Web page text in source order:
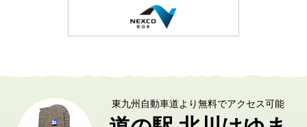
東九州自動車道より無料でアクセス可能